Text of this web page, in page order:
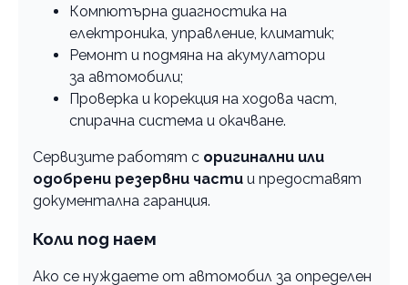
Компютърна диагностика на
електроника, управление, климатик;
Ремонт и подмяна на акумулатори
за автомобили;
Проверка и корекция на ходова част,
спирачна система и окачване.
Сервизите работят с оригинални или
одобрени резервни части и предоставят
документална гаранция.
Коли под наем
Ако се нуждаете от автомобил за определен